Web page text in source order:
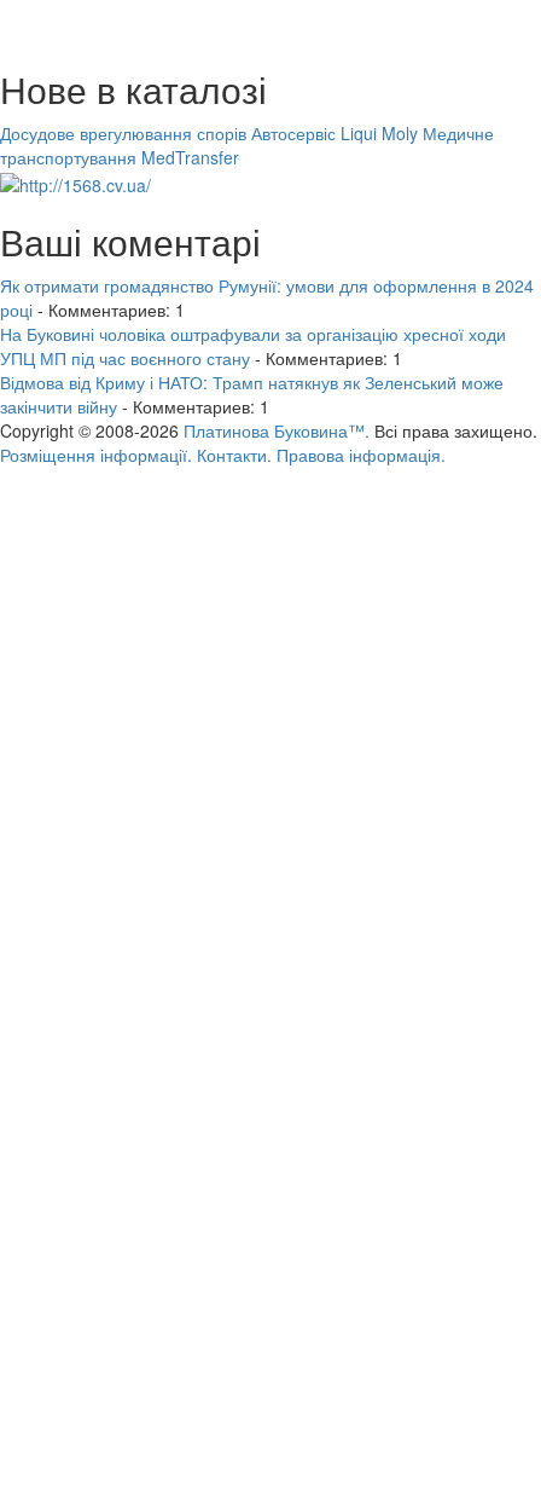
Нове в каталозі
Досудове врегулювання спорів Автосервіс Liqui Moly Медичне
транспортування MedTransfer
Ваші коментарі
Як отримати громадянство Румунії: умови для оформлення в 2024
році - Комментариев: 1
На Буковині чоловіка оштрафували за організацію хресної ходи
УПЦ МП під час воєнного стану - Комментариев: 1
Відмова від Криму і НАТО: Трамп натякнув як Зеленський може
закінчити війну - Комментариев: 1
Copyright © 2008-2026 Платинова Буковина™. Всі права захищено.
Розміщення інформації. Контакти. Правова інформація.